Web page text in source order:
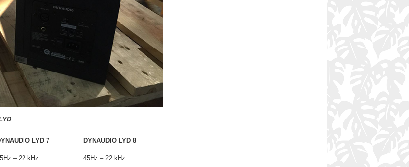
LYD 7 DYNAUDIO LYD 8
– 22 kHz 45Hz – 22 kHz